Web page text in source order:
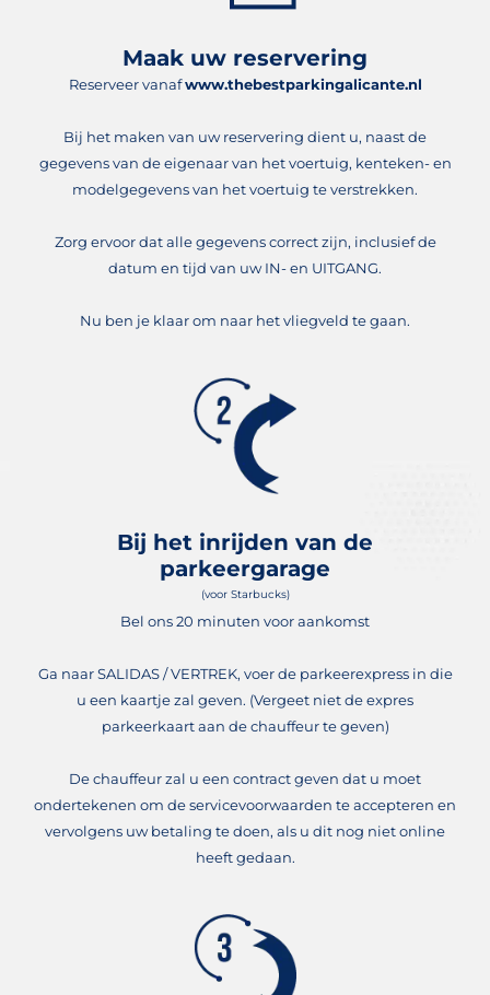
Maak uw reservering
Reserveer vanafwww.thebestparkingalicante.nl
Bij het maken van uw reservering dient u, naast de
gegevens van de eigenaar van het voertuig, kenteken- en
modelgegevens van het voertuig te verstrekken.
Zorg ervoor dat alle gegevens correct zijn, inclusief de
datum en tijd van uw IN- en UITGANG.
Nu ben je klaar om naar het vliegveld te gaan.
Bij het inrijden van de
parkeergarage
(voor Starbucks)
Bel ons 20 minuten voor aankomst
Ga naar SALIDAS / VERTREK, voer de parkeerexpress in die
u een kaartje zal geven. (Vergeet niet de expres
parkeerkaart aan de chauffeur te geven)
De chauffeur zal u een contract geven dat u moet
ondertekenen om de servicevoorwaarden te accepteren en
vervolgens uw betaling te doen, als u dit nog niet online
heeft gedaan.